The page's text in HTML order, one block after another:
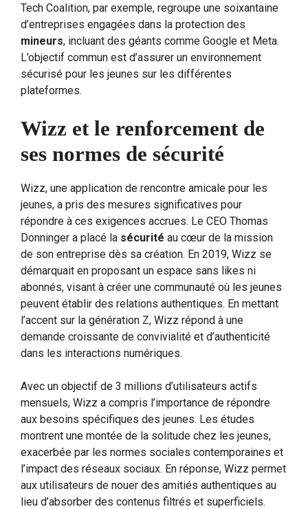
Tech Coalition, par exemple, regroupe une soixantaine
d’entreprises engagées dans la protection des
mineurs, incluant des géants comme Google et Meta.
L’objectif commun est d’assurer un environnement
sécurisé pour les jeunes sur les différentes
plateformes.
Wizz et le renforcement de
ses normes de sécurité
Wizz, une application de rencontre amicale pour les
jeunes, a pris des mesures significatives pour
répondre à ces exigences accrues. Le CEO Thomas
Donninger a placé la sécurité au cœur de la mission
de son entreprise dès sa création. En 2019, Wizz se
démarquait en proposant un espace sans likes ni
abonnés, visant à créer une communauté où les jeunes
peuvent établir des relations authentiques. En mettant
l’accent sur la génération Z, Wizz répond à une
demande croissante de convivialité et d’authenticité
dans les interactions numériques.
Avec un objectif de 3 millions d’utilisateurs actifs
mensuels, Wizz a compris l’importance de répondre
aux besoins spécifiques des jeunes. Les études
montrent une montée de la solitude chez les jeunes,
exacerbée par les normes sociales contemporaines et
l’impact des réseaux sociaux. En réponse, Wizz permet
aux utilisateurs de nouer des amitiés authentiques au
lieu d’absorber des contenus filtrés et superficiels.